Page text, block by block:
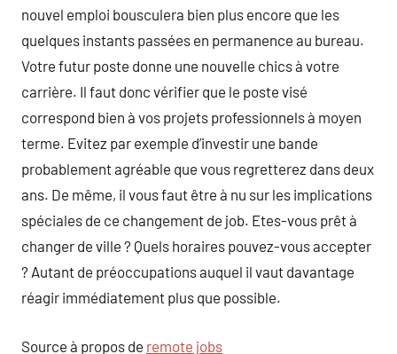
nouvel emploi bousculera bien plus encore que les
quelques instants passées en permanence au bureau.
Votre futur poste donne une nouvelle chics à votre
carrière. Il faut donc vérifier que le poste visé
correspond bien à vos projets professionnels à moyen
terme. Evitez par exemple d’investir une bande
probablement agréable que vous regretterez dans deux
ans. De même, il vous faut être à nu sur les implications
spéciales de ce changement de job. Etes-vous prêt à
changer de ville ? Quels horaires pouvez-vous accepter
? Autant de préoccupations auquel il vaut davantage
réagir immédiatement plus que possible.
Source à propos de remote jobs